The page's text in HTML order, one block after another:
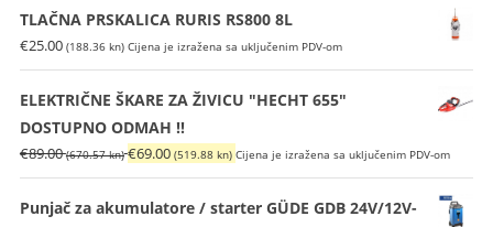
TLAČNA PRSKALICA RURIS RS800 8L
€25.00 (188.36 kn) Cijena je izražena sa uključenim PDV-om
ELEKTRIČNE ŠKARE ZA ŽIVICU "HECHT 655"
DOSTUPNO ODMAH !!
€89.00 (670.57 kn)Izvorna
cijena
bila
€69.00 (519.88 kn) Trenutna
cijena
je:
Cijena je izražena sa uključenim PDV-om
Punjač za akumulatore / starter GÜDE GDB 24V/12V-